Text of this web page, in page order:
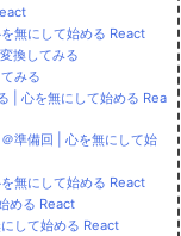
無にして始める React
換してみる
みる
| 心を無にして始める Rea
準備回 | 心を無にして始
無にして始める React
める React
して始める React